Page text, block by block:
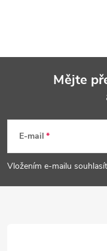
p
a
Mějte
E-mail
Vložením e-mailu